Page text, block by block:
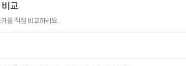
교
를 직접 비교하세요.